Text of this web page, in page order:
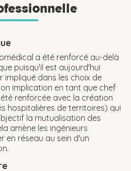
a été renforcé au-delà
puisqu'il est aujourd'hui
dans les choix de
implication en tant que chef
renforcée avec la création
hospitalières de territoires) qui
la mutualisation des
amène les ingénieurs
en réseau au sein d'un